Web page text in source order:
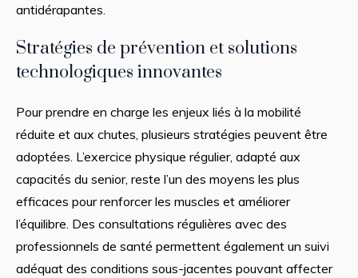
antidérapantes.
Stratégies de prévention et solutions
technologiques innovantes
Pour prendre en charge les enjeux liés à la mobilité
réduite et aux chutes, plusieurs stratégies peuvent être
adoptées. L’exercice physique régulier, adapté aux
capacités du senior, reste l’un des moyens les plus
efficaces pour renforcer les muscles et améliorer
l’équilibre. Des consultations régulières avec des
professionnels de santé permettent également un suivi
adéquat des conditions sous-jacentes pouvant affecter